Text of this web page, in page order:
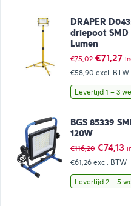
DRAPER
driepoot SMD
Lumen
€75,02
prijs
was:
€75,02.
€71,27
is:
€58,90 excl. BTW
Levertijd 1 – 3
BGS 85339
120W
€116,20
prijs
was:
€116,20.
€74,13
is:
€61,26 excl. BTW
Levertijd 2 – 5